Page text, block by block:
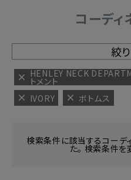
コーディ
絞
HENLEY NECK
トメント
IVORY
ボトムス
検索条件に該当するコーデ
た。 検索条件を